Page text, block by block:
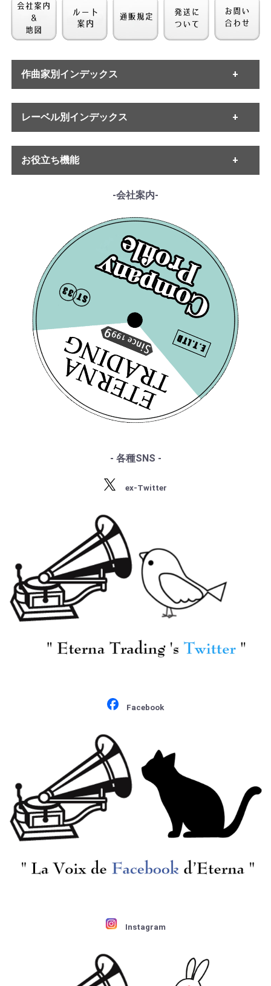
作曲家別インデックス
・バッハ
・ヘンデル
・モーツァルト
・ハイドン
・ベートーヴェン
・シューベルト
・ワーグナー
・スメタナ
・シュトラウス家
・ブラームス
・サン・サーンス
・チャイコフスキー
・ドヴォルザーク
・グリーグ
・フォーレ
・プッチーニ
・マーラー
・ドビュッシー
・R.シュトラウス
・ストラヴィンスキー
・ショスタコーヴィチ
レーベル別インデックス
・ETERNA
・MELODIYA
・DECCA
・PHILIPS
・SUPRAPHON
・クリュブ盤
・マイナー盤/プライベート盤
お役立ち機能
・レコード洗浄ガイド
・単語の説明
・ルート案内
------特集ページ------
・『エテルナの芸術』
・『アナログ期の名匠たち』
・『デジタル録音の夜明け』
・『ソ連のオーケストラ』
-会社案内-
- 各種SNS -
ex-Twitter
Facebook
Instagram